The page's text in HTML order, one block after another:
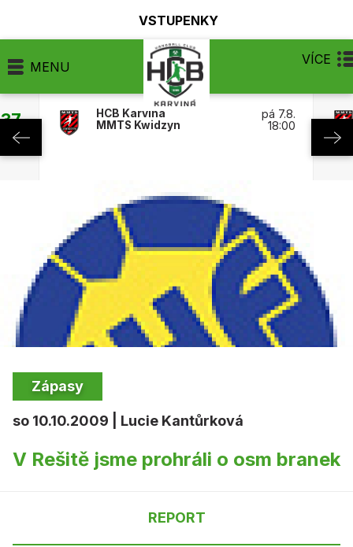
VSTUPENKY
MENU VÍCE
HCB Karviná
MMTS Kwidzyn
pá 7.8.
18:00
Zápasy
so 10.10.2009 | Lucie Kantůrková
V Rešitě jsme prohráli o osm branek
REPORT